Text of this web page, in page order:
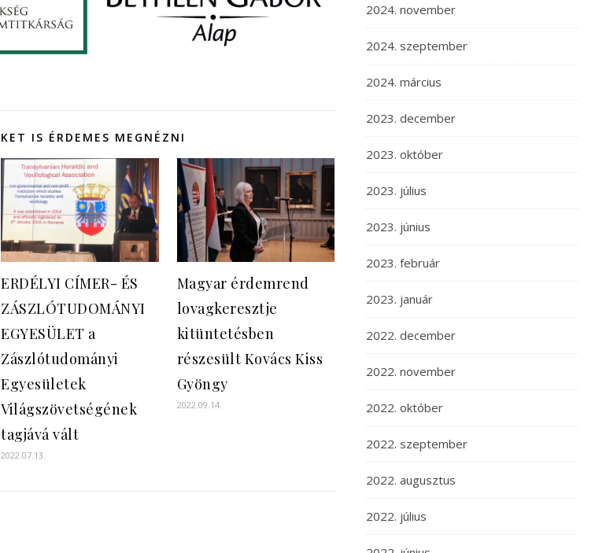
IS ÉRDEMES MEGNÉZNI
ERDÉLYI CÍMER- ÉS
ZÁSZLÓTUDOMÁNYI
EGYESÜLET a
Zászlótudományi
Egyesületek
Világszövetségének
tagjává vált
2022.07.13.
Magyar érdemrend
lovagkeresztje
kitüntetésben
részesült Kovács Kiss
Gyöngy
2022.09.14.
2024. november
2024. szeptember
2024. március
2023. december
2023. október
2023. július
2023. június
2023. február
2023. január
2022. december
2022. november
2022. október
2022. szeptember
2022. augusztus
2022. július